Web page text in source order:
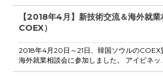
【2018年4月】新技術交流＆海外就
COEX）
2018年4月20日～21日、韓国ソウルのCOEX
海外就業相談会に参加しました。 アイビネッ...